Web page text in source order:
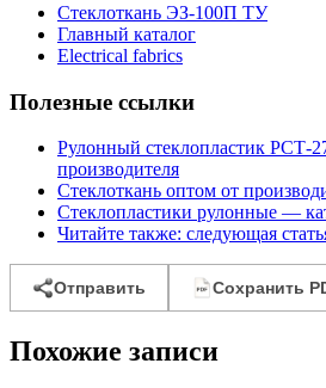
Стеклоткань ЭЗ-100П ТУ
Главный каталог
Electrical fabrics
Полезные ссылки
Рулонный стеклопластик РСТ-
производителя
Стеклоткань оптом от
Стеклопластики рулонные —
Читайте также: следующая
Отправить Сохранить
Похожие записи